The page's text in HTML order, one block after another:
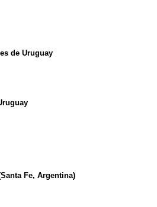
de Uruguay
Fe, Argentina)